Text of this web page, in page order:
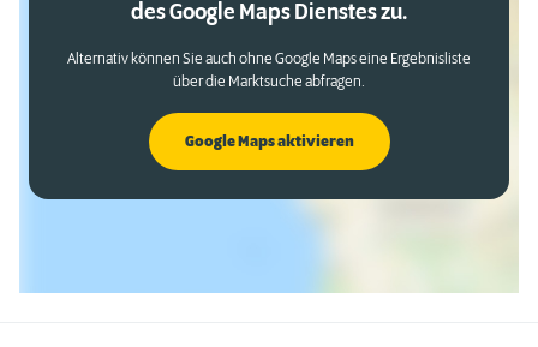
des Google Maps Dienstes zu.
Alternativ können Sie auch ohne Google Maps eine Ergebnisliste
über die Marktsuche abfragen.
Google Maps aktivieren